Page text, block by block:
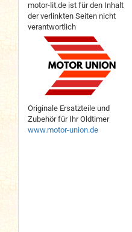
motor-lit.de ist für den Inhalt
der verlinkten Seiten nicht
verantwortlich
Originale Ersatzteile und
Zubehör für Ihr Oldtimer
www.motor-union.de